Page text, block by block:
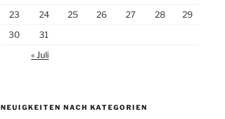
23
24 25 26 27 28
29
30
31
« Juli
NEUIGKEITEN NACH KATEGORIEN